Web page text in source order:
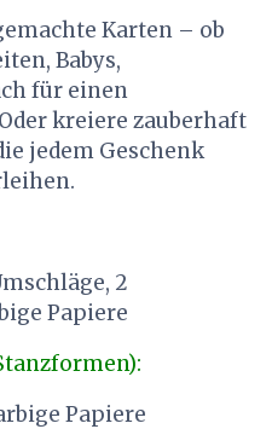
Karten – ob
Babys,
für einen
kreiere zauberhaft
jedem Geschenk
2
Papiere
Papiere